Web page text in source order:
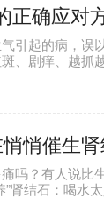
正确应对
引起的病，误
、剧痒、越抓
止痒，维A酸乳
悄催生
吗？有人说比
”肾结石：喝水